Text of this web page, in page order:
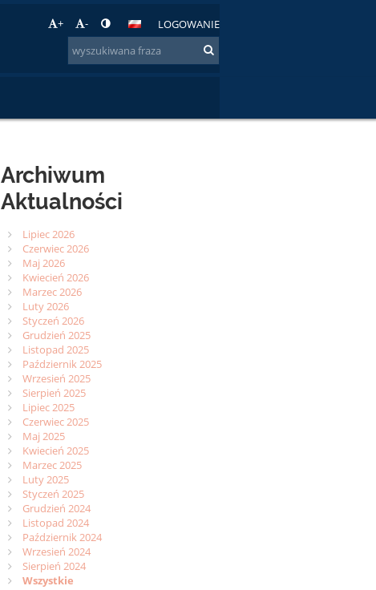
+ - LOGOWANIE
Archiwum
Aktualności
Lipiec 2026
Czerwiec 2026
Maj 2026
Kwiecień 2026
Marzec 2026
Luty 2026
Styczeń 2026
Grudzień 2025
Listopad 2025
Październik 2025
Wrzesień 2025
Sierpień 2025
Lipiec 2025
Czerwiec 2025
Maj 2025
Kwiecień 2025
Marzec 2025
Luty 2025
Styczeń 2025
Grudzień 2024
Listopad 2024
Październik 2024
Wrzesień 2024
Sierpień 2024
Wszystkie